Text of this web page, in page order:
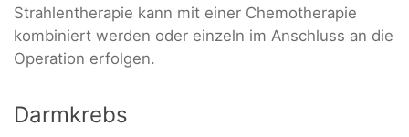
Strahlentherapie kann mit einer Chemotherapie
kombiniert werden oder einzeln im Anschluss an die
Operation erfolgen.
Darmkrebs